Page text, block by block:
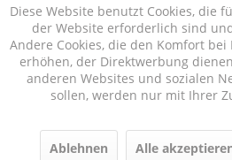
Diese Website benutzt Cookies, die
der Website erforderlich sind
Andere Cookies, die den Komfort
erhöhen, der Direktwerbung
anderen Websites und sozialen
sollen, werden nur mit Ihrer
Ablehnen Alle